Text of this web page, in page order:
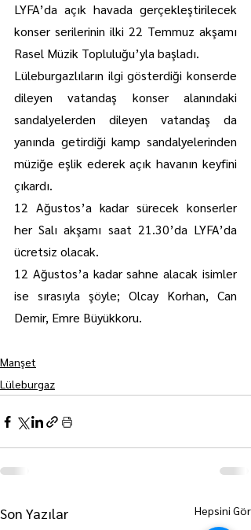
LYFA’da açık havada gerçekleştirilecek
konser serilerinin ilki 22 Temmuz akşamı
Rasel Müzik Topluluğu’yla başladı.
Lüleburgazlıların ilgi gösterdiği konserde
dileyen vatandaş konser alanındaki
sandalyelerden dileyen vatandaş da
yanında getirdiği kamp sandalyelerinden
müziğe eşlik ederek açık havanın keyfini
çıkardı.
12 Ağustos’a kadar sürecek konserler
her Salı akşamı saat 21.30’da LYFA’da
ücretsiz olacak.
12 Ağustos’a kadar sahne alacak isimler
ise sırasıyla şöyle; Olcay Korhan, Can
Demir, Emre Büyükkoru.
Manşet
Lüleburgaz
Son Yazılar Hepsini Gör